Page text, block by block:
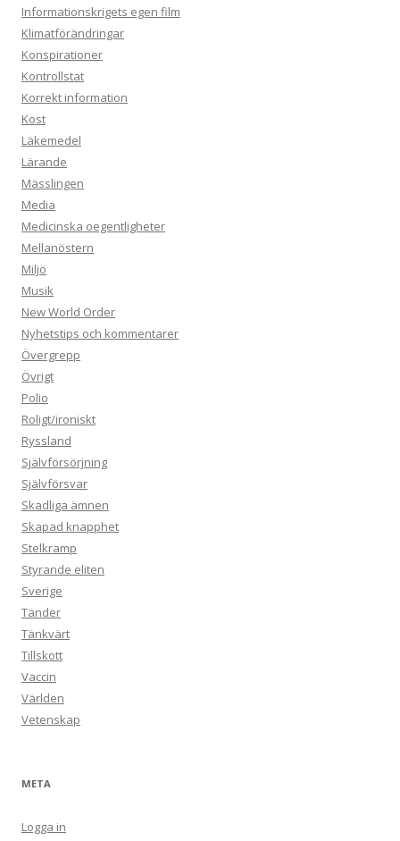
Informationskrigets egen film
Klimatförändringar
Konspirationer
Kontrollstat
Korrekt information
Kost
Läkemedel
Lärande
Mässlingen
Media
Medicinska oegentligheter
Mellanöstern
Miljö
Musik
New World Order
Nyhetstips och kommentarer
Övergrepp
Övrigt
Polio
Roligt/ironiskt
Ryssland
Självförsörjning
Självförsvar
Skadliga ämnen
Skapad knapphet
Stelkramp
Styrande eliten
Sverige
Tänder
Tänkvärt
Tillskott
Vaccin
Världen
Vetenskap
META
Logga in